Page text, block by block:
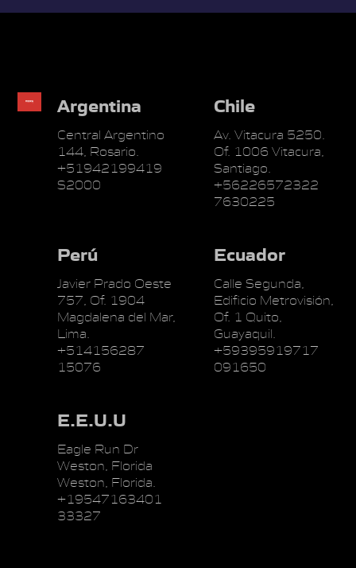
Argentina
Central Argentino
144, Rosario.
+51942199419
S2000
Chile
Av. Vitacura 5250.
Of. 1006 Vitacura,
Santiago.
+56226572322
7630225
Perú
Javier Prado Oeste
757, Of. 1904
Magdalena del Mar,
Lima.
+514156287
15076
Ecuador
Calle Segunda,
Edificio Metrovisión,
Of. 1 Quito,
Guayaquil.
+59395919717
091650
E.E.U.U
Eagle Run Dr
Weston, Florida
Weston, Florida.
+19547163401
33327